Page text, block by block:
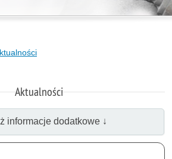
Aktualności
informacje dodatkowe ↓